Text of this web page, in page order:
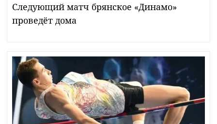
Следующий матч брянское «Динамо»
проведёт дома